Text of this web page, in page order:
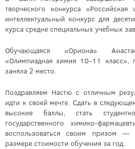
творческого конкурса
интеллектуальный конкурс для
курса средне специальных учебных
Обучающаяся «Ориона»
«Олимпиадная химия 10-11 класс»,
заняла 2 место.
Поздравляем Настю с отличным
идти к своей мечте. Сдать в
высокие баллы, стать
государственного химико-
воспользоваться своим призом —
размере стоимости обучения за год.